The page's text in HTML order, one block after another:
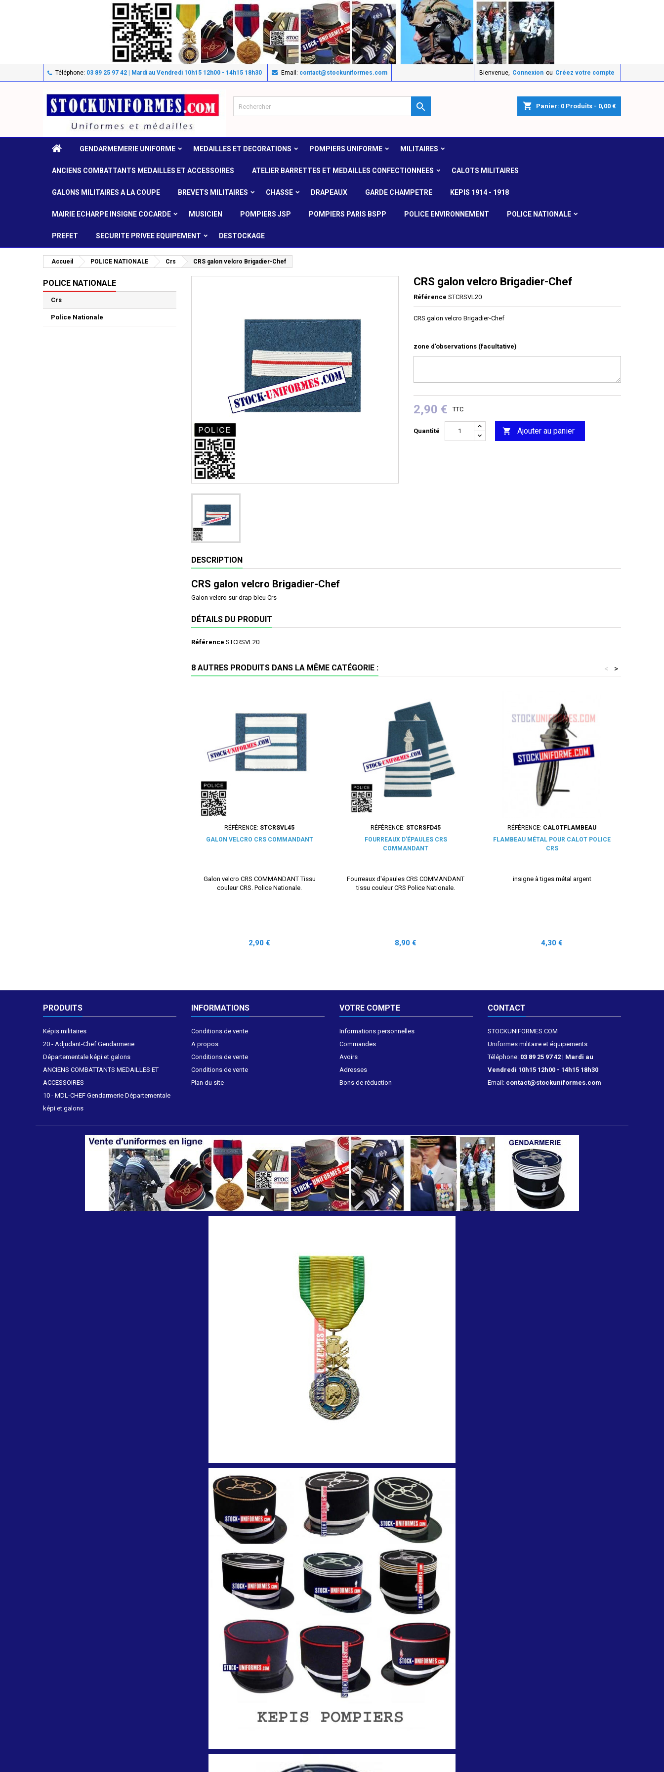
Téléphone: 03 89 25 97 42 | Mardi au Vendredi 10h15 12h00 - 14h15 18h30 Email: contact@stockuniformes.com Bienvenue, Connexion ou Créez votre compte
shopping_cart Panier: 0 Produits - 0,00 €

GENDARMEMERIE UNIFORME MEDAILLES ET DECORATIONS POMPIERS UNIFORME MILITAIRES
ANCIENS COMBATTANTS MEDAILLES ET ACCESSOIRES ATELIER BARRETTES ET MEDAILLES CONFECTIONNEES CALOTS MILITAIRES
GALONS MILITAIRES A LA COUPE BREVETS MILITAIRES CHASSE DRAPEAUX GARDE CHAMPETRE KEPIS 1914 - 1918
MAIRIE ECHARPE INSIGNE COCARDE MUSICIEN POMPIERS JSP POMPIERS PARIS BSPP POLICE ENVIRONNEMENT POLICE NATIONALE
PREFET SECURITE PRIVEE EQUIPEMENT DESTOCKAGE
Accueil POLICE NATIONALE Crs CRS galon velcro Brigadier-Chef
POLICE NATIONALE
Crs
Police Nationale
CRS galon velcro Brigadier-Chef
Référence STCRSVL20
CRS galon velcro Brigadier-Chef
zone d'observations (facultative)
2,90 € TTC
Quantité  Ajouter au panier
DESCRIPTION
CRS galon velcro Brigadier-Chef
Galon velcro sur drap bleu Crs
DÉTAILS DU PRODUIT
Référence STCRSVL20
8 AUTRES PRODUITS DANS LA MÊME CATÉGORIE : >
<
RÉFÉRENCE: STCRSVL45
GALON VELCRO CRS COMMANDANT
Galon velcro CRS COMMANDANT Tissu
couleur CRS. Police Nationale.
Prix
2,90 €
RÉFÉRENCE: STCRSFD45
FOURREAUX D'ÉPAULES CRS
COMMANDANT
Fourreaux d'épaules CRS COMMANDANT
tissu couleur CRS Police Nationale.
Prix
8,90 €
RÉFÉRENCE: CALOTFLAMBEAU
FLAMBEAU MÉTAL POUR CALOT POLICE
CRS
insigne à tiges métal argent
Prix
4,30 €
PRODUITS
Képis militaires
20 - Adjudant-Chef Gendarmerie
Départementale képi et galons
ANCIENS COMBATTANTS MEDAILLES ET
ACCESSOIRES
10 - MDL-CHEF Gendarmerie Départementale
képi et galons
INFORMATIONS
Conditions de vente
A propos
Conditions de vente
Conditions de vente
Plan du site
VOTRE COMPTE
Informations personnelles
Commandes
Avoirs
Adresses
Bons de réduction
CONTACT
STOCKUNIFORMES.COM
Uniformes militaire et équipements
Téléphone: 03 89 25 97 42 | Mardi au
Vendredi 10h15 12h00 - 14h15 18h30
Email: contact@stockuniformes.com